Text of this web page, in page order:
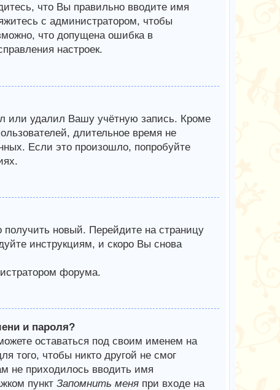
что Вы правильно вводите имя
с администратором, чтобы
что допущена ошибка в
настроек.
или удалил Вашу учётную запись. Кроме
длительное время не
Если это произошло, попробуйте
получить новый. Перейдите на страницу
инструкциям, и скоро Вы снова
форума.
и пароля?
оставаться под своим именем на
того, чтобы никто другой не смог
не приходилось вводить имя
пункт Запомнить меняпри входе на